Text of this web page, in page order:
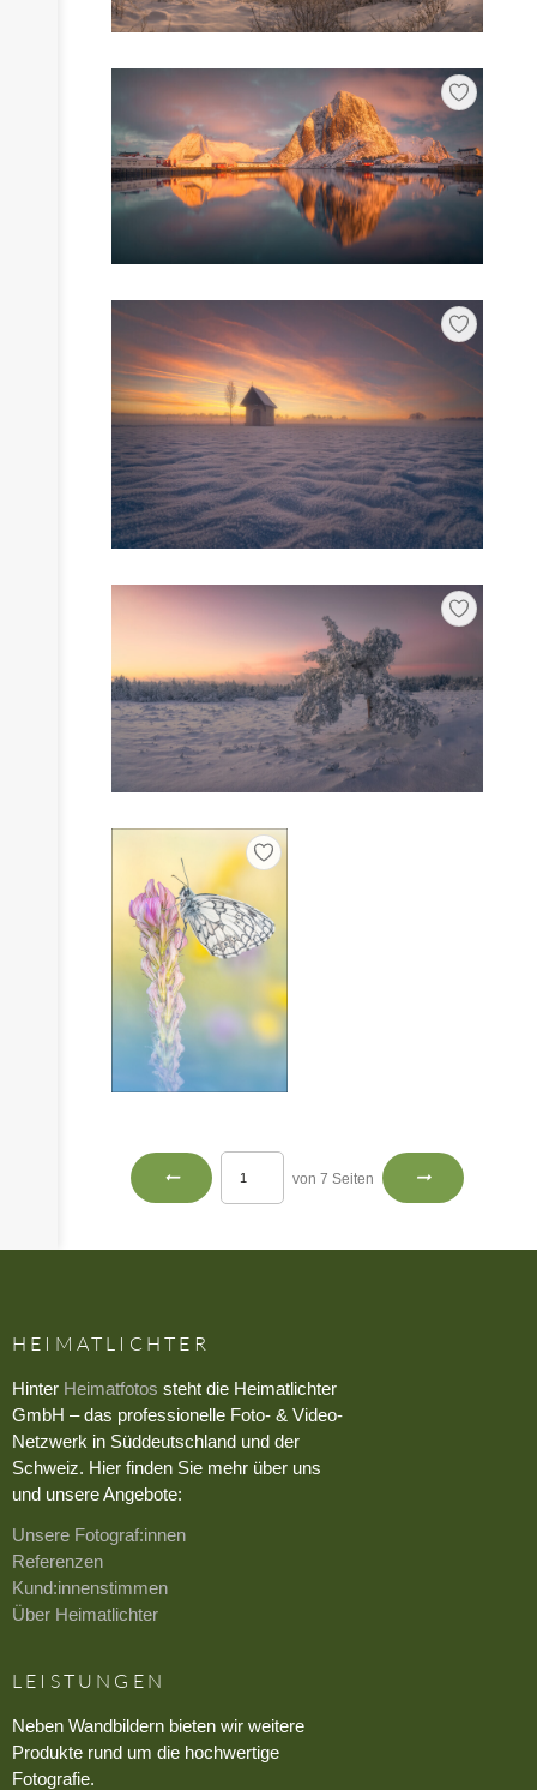
von 7 Seiten
HEIMATLICHTER
Hinter Heimatfotos steht die Heimatlichter
GmbH – das professionelle Foto- & Video-
Netzwerk in Süddeutschland und der
Schweiz. Hier finden Sie mehr über uns
und unsere Angebote:
Unsere Fotograf:innen
Referenzen
Kund:innenstimmen
Über Heimatlichter
LEISTUNGEN
Neben Wandbildern bieten wir weitere
Produkte rund um die hochwertige
Fotografie.